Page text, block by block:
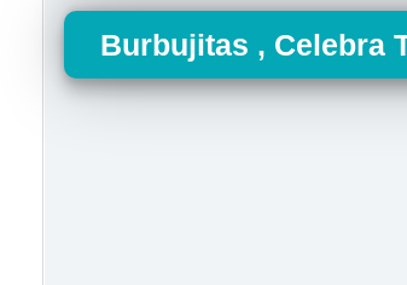
Burbujitas , Celebra